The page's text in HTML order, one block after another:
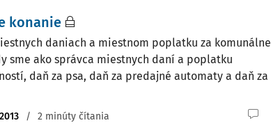
konanie
daniach a miestnom poplatku za komunálne
sme ako správca miestnych daní a poplatku
daň za psa, daň za predajné automaty a daň za
/ 2 minúty čítania